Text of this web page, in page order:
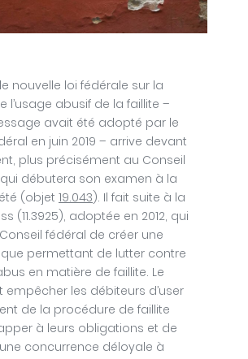
nouvelle loi fédérale sur la
l’usage abusif de la faillite –
avait été adopté par le
en juin 2019 – arrive devant
plus précisément au Conseil
débutera son examen à la
(objet 19.043). Il fait suite à la
(11.3925), adoptée en 2012, qui
fédéral de créer une
permettant de lutter contre
en matière de faillite. Le
empêcher les débiteurs d’user
de la procédure de faillite
à leurs obligations et de
concurrence déloyale à